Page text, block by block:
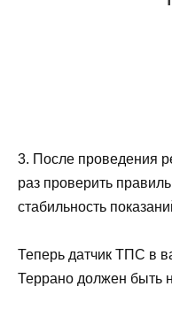
3. После проведения
раз проверить
стабильность
Теперь датчик ТПС в
Террано должен быть